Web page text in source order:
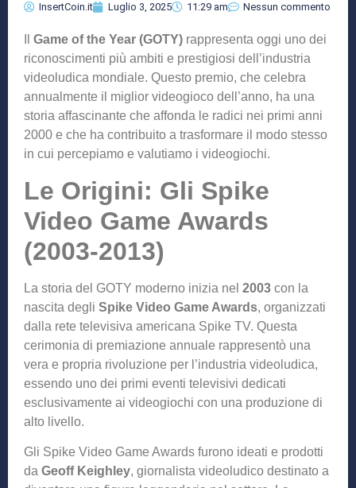
InsertCoin.it Luglio 3, 2025 11:29 am Nessun commento
Game of the Year (GOTY) rappresenta oggi uno dei
riconoscimenti più ambiti e prestigiosi dell’industria
videoludica mondiale. Questo premio, che celebra
annualmente il miglior videogioco dell’anno, ha una
storia affascinante che affonda le radici nei primi anni
2000 e che ha contribuito a trasformare il modo stesso
in cui percepiamo e valutiamo i videogiochi.
Le Origini: Gli Spike
Video Game Awards
(2003-2013)
La storia del GOTY moderno inizia nel 2003 con la
nascita degli Spike Video Game Awards, organizzati
dalla rete televisiva americana Spike TV. Questa
cerimonia di premiazione annuale rappresentò una
vera e propria rivoluzione per l’industria videoludica,
essendo uno dei primi eventi televisivi dedicati
esclusivamente ai videogiochi con una produzione di
alto livello.
Gli Spike Video Game Awards furono ideati e prodotti
da Geoff Keighley, giornalista videoludico destinato a